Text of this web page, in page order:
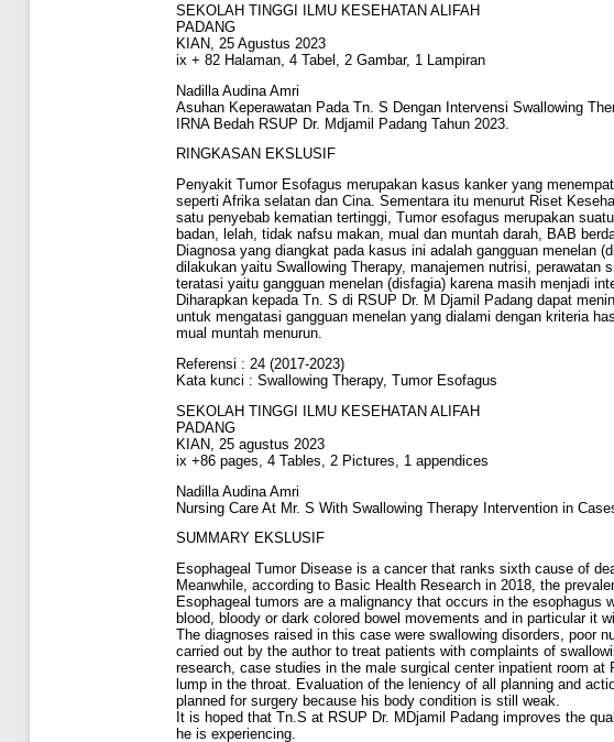
SEKOLAH TINGGI ILMU KESEHATAN ALIFAH
PADANG
KIAN, 25 Agustus 2023
ix + 82 Halaman, 4 Tabel, 2 Gambar, 1 Lampiran
Nadilla Audina Amri
Asuhan Keperawatan Pada Tn. S Dengan Intervensi Swallowing
IRNA Bedah RSUP Dr. Mdjamil Padang Tahun 2023.
RINGKASAN EKSLUSIF
Penyakit Tumor Esofagus merupakan kasus kanker yang
seperti Afrika selatan dan Cina. Sementara itu menurut Riset
satu penyebab kematian tertinggi, Tumor esofagus merupakan
badan, lelah, tidak nafsu makan, mual dan muntah darah, BAB
Diagnosa yang diangkat pada kasus ini adalah gangguan
dilakukan yaitu Swallowing Therapy, manajemen nutrisi,
teratasi yaitu gangguan menelan (disfagia) karena masih menjadi
Diharapkan kepada Tn. S di RSUP Dr. M Djamil Padang dapat
untuk mengatasi gangguan menelan yang dialami dengan kriteria
mual muntah menurun.
Referensi : 24 (2017-2023)
Kata kunci : Swallowing Therapy, Tumor Esofagus
SEKOLAH TINGGI ILMU KESEHATAN ALIFAH
PADANG
KIAN, 25 agustus 2023
ix +86 pages, 4 Tables, 2 Pictures, 1 appendices
Nadilla Audina Amri
Nursing Care At Mr. S With Swallowing Therapy Intervention in
SUMMARY EKSLUSIF
Esophageal Tumor Disease is a cancer that ranks sixth cause of
Meanwhile, according to Basic Health Research in 2018, the
Esophageal tumors are a malignancy that occurs in the
blood, bloody or dark colored bowel movements and in particular it
The diagnoses raised in this case were swallowing disorders, poor
carried out by the author to treat patients with complaints of
research, case studies in the male surgical center inpatient room
lump in the throat. Evaluation of the leniency of all planning and
planned for surgery because his body condition is still weak.
It is hoped that Tn.S at RSUP Dr. MDjamil Padang improves the
he is experiencing.